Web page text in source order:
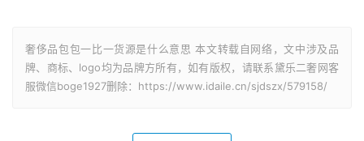
奢侈品包包一比一货源是什么意思 本文转载自网络，文中涉及品
牌、商标、logo均为品牌方所有，如有版权，请联系黛乐二奢网客
服微信boge1927删除：https://www.idaile.cn/sjdszx/579158/